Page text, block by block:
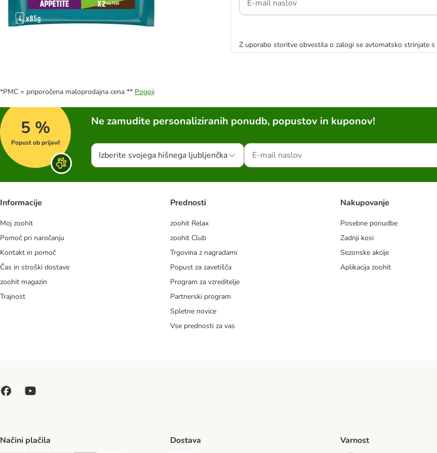
Z uporabo storitve obvestila o zalogi se avtomatsko strinjate s
*PMC = priporočena maloprodajna cena ** Pogoji
5 %
Popust ob prijavi!
Ne zamudite personaliziranih ponudb, popustov in kuponov!
Izberite svojega hišnega ljubljenčka
Informacije
Moj zoohit
Pomoč pri naročanju
Kontakt in pomoč
Čas in stroški dostave
zoohit magazin
Trajnost
Prednosti
zoohit Relax
zoohit Club
Trgovina z nagradami
Popust za zavetišča
Program za vzreditelje
Partnerski program
Spletne novice
Vse prednosti za vas
Nakupovanje
Posebne ponudbe
Zadnji kosi
Sezonske akcije
Aplikacija zoohit
Načini plačila Dostava Varnost